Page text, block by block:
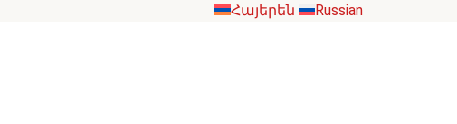
Հայերեն Russian